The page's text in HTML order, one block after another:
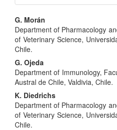
Contenido
principal
del
artículo
G. Morán
Department of Pharmacology
of Veterinary Science,
Chile.
G. Ojeda
Department of Immunology,
Austral de Chile, Valdivia, Chile.
K. Diedrichs
Department of Pharmacology
of Veterinary Science,
Chile.